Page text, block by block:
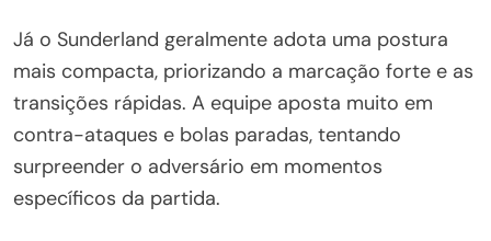
Já o Sunderland geralmente adota uma postura
mais compacta, priorizando a marcação forte e as
transições rápidas. A equipe aposta muito em
contra-ataques e bolas paradas, tentando
surpreender o adversário em momentos
específicos da partida.